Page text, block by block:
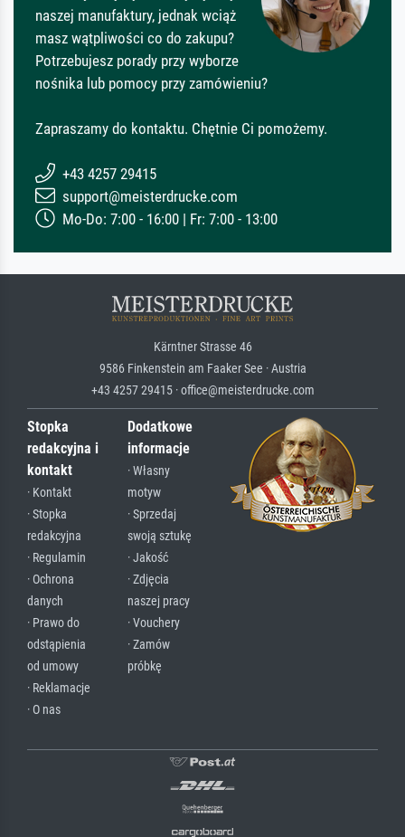
naszej manufaktury, jednak wciąż
masz wątpliwości co do zakupu?
Potrzebujesz porady przy wyborze
nośnika lub pomocy przy zamówieniu?
Zapraszamy do kontaktu. Chętnie Ci pomożemy.
+43 4257 29415
support@meisterdrucke.com
Mo-Do: 7:00 - 16:00 | Fr: 7:00 - 13:00
Kärntner Strasse 46
9586 Finkenstein am Faaker See · Austria
+43 4257 29415 · office@meisterdrucke.com
Stopka
redakcyjna i
kontakt
· Kontakt
· Stopka
redakcyjna
· Regulamin
· Ochrona
danych
· Prawo do
odstąpienia
od umowy
· Reklamacje
· O nas
Dodatkowe
informacje
· Własny
motyw
· Sprzedaj
swoją sztukę
· Jakość
· Zdjęcia
naszej pracy
· Vouchery
· Zamów
próbkę